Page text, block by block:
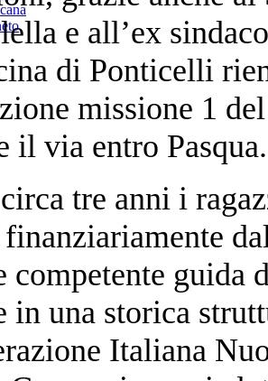
e all’ex
di Ponticelli
missione 1
il via entro Pasqua.
tre anni i
competente
in una storica
Italiana